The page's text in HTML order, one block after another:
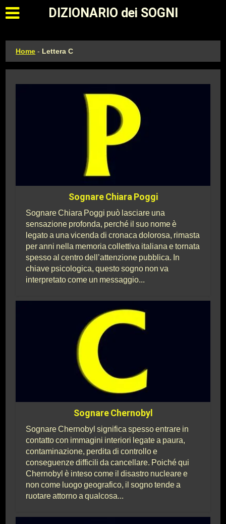
Apri il menu principale
DIZIONARIO dei SOGNI
Home - Lettera C
Sognare Chiara Poggi
Sognare Chiara Poggi può lasciare una
sensazione profonda, perché il suo nome è
legato a una vicenda di cronaca dolorosa, rimasta
per anni nella memoria collettiva italiana e tornata
spesso al centro dell’attenzione pubblica. In
chiave psicologica, questo sogno non va
interpretato come un messaggio...
Sognare Chernobyl
Sognare Chernobyl significa spesso entrare in
contatto con immagini interiori legate a paura,
contaminazione, perdita di controllo e
conseguenze difficili da cancellare. Poiché qui
Chernobyl è inteso come il disastro nucleare e
non come luogo geografico, il sogno tende a
ruotare attorno a qualcosa...